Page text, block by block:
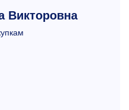
Викторовна